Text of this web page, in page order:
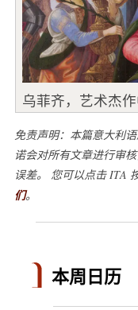
乌菲齐，艺术杰
免责声明：本篇意大利
诺会对所有文章进行审
误差。 您可以点击 ITA
们。
本周日历